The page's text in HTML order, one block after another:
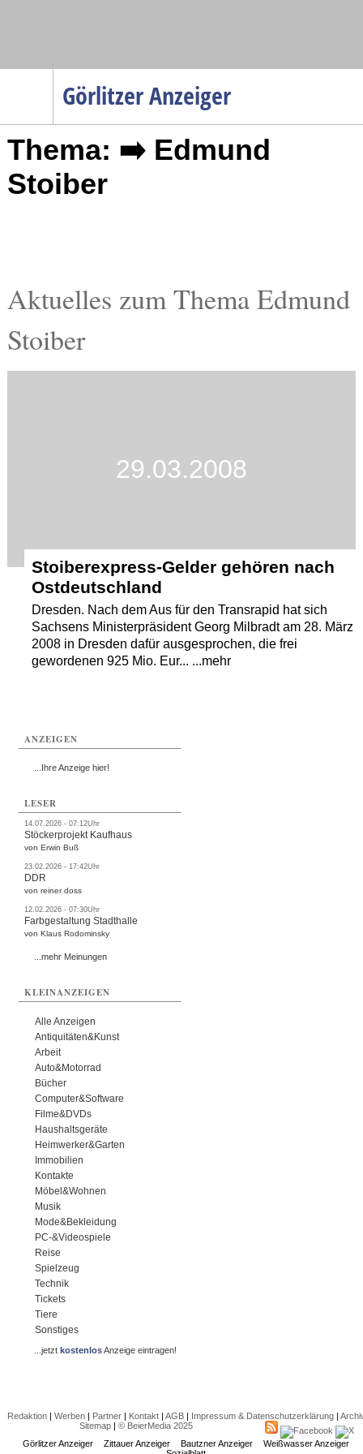
Görlitzer Anzeiger
Menüpunkte
Startseite
Gesellschaft
Gesundheit
Kultur
Thema: ➡️ Edmund
Stoiber
Aktuelles zum Thema Edmund
Stoiber
29.03.2008
Stoiberexpress-Gelder gehören nach
Ostdeutschland
Dresden. Nach dem Aus für den Transrapid hat sich
Sachsens Ministerpräsident Georg Milbradt am 28. März
2008 in Dresden dafür ausgesprochen, die frei
gewordenen 925 Mio. Eur... ...mehr
ANZEIGEN
...Ihre Anzeige hier!
LESER
14.07.2026 - 07:12Uhr
Stöckerprojekt Kaufhaus
von Erwin Buß
23.02.2026 - 17:42Uhr
DDR
von reiner doss
12.02.2026 - 07:30Uhr
Farbgestaltung Stadthalle
von Klaus Rodominsky
...mehr Meinungen
KLEINANZEIGEN
Alle Anzeigen
Antiquitäten&Kunst
Arbeit
Auto&Motorrad
Bücher
Computer&Software
Filme&DVDs
Haushaltsgeräte
Heimwerker&Garten
Immobilien
Kontakte
Möbel&Wohnen
Musik
Mode&Bekleidung
PC-&Videospiele
Reise
Spielzeug
Technik
Tickets
Tiere
Sonstiges
...jetztkostenlosAnzeige eintragen!
Redaktion| Werben| Partner| Kontakt| AGB| Impressum & Datenschutzerklärung|
Sitemap| © BeierMedia 2025
Görlitzer Anzeiger
Zittauer Anzeiger Bautzner Anzeiger
Weißwasser Anzeiger